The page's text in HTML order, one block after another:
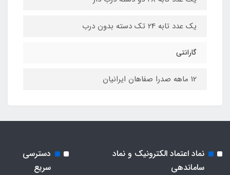
یک عدد تابه 24 تک دسته بدون درب
گارانتی
12 ماهه صدرا صفاهان ایرانیان
نماد اعتماد الکترونیک و نماد
ساماندهی
دسترسی
سریع